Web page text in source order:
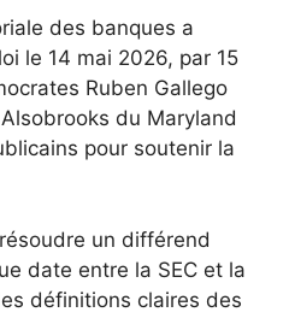
des banques a
le 14 mai 2026, par 15
Ruben Gallego
du Maryland
pour soutenir la
un différend
date entre la SEC et la
définitions claires des